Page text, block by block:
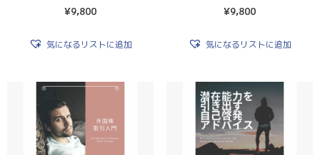
¥9,800
気になるリストに追加
¥9,800
気になるリストに追加